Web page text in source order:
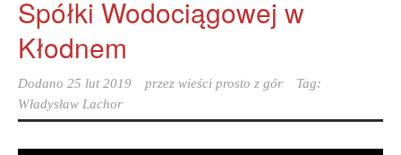
Spółki Wodociągowej w
Kłodnem
Dodano 25 lut 2019 przez wieści prosto z gór
Tag:
Władysław Lachor